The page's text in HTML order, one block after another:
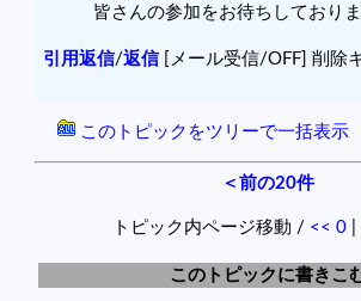
皆さんの参加をお待ちしており
引用返信/返信[メール受信/OFF] 削除
このトピックをツリーで一括表示
＜前の20件
トピック内ページ移動 / << 0
このトピックに書きこ